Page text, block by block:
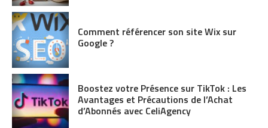
Comment référencer son site Wix sur
Google ?
Boostez votre Présence sur TikTok : Les
Avantages et Précautions de l’Achat
d’Abonnés avec CeliAgency